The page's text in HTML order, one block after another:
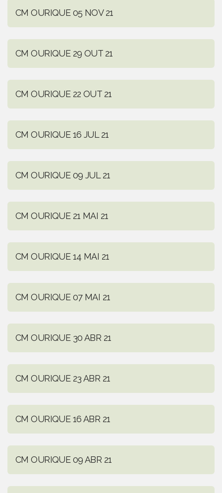
CM OURIQUE 05 NOV 21
CM OURIQUE 29 OUT 21
CM OURIQUE 22 OUT 21
CM OURIQUE 16 JUL 21
CM OURIQUE 09 JUL 21
CM OURIQUE 21 MAI 21
CM OURIQUE 14 MAI 21
CM OURIQUE 07 MAI 21
CM OURIQUE 30 ABR 21
CM OURIQUE 23 ABR 21
CM OURIQUE 16 ABR 21
CM OURIQUE 09 ABR 21